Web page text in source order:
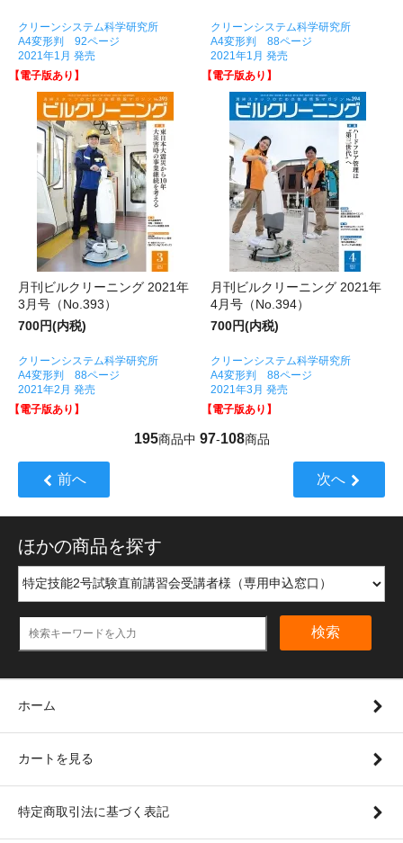
クリーンシステム科学研究所
A4変形判 92ページ
2021年1月 発売
【電子版あり】
クリーンシステム科学研究所
A4変形判 88ページ
2021年1月 発売
【電子版あり】
月刊ビルクリーニング 2021年
3月号（No.393）
700円(内税)
クリーンシステム科学研究所
A4変形判 88ページ
2021年2月 発売
【電子版あり】
月刊ビルクリーニング 2021年
4月号（No.394）
700円(内税)
クリーンシステム科学研究所
A4変形判 88ページ
2021年3月 発売
【電子版あり】
195商品中 97-108商品
前へ 次へ
ほかの商品を探す
検索
ホーム
カートを見る
特定商取引法に基づく表記